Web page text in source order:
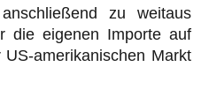
zu weitaus
die eigenen Importe auf
amerikanischen Markt